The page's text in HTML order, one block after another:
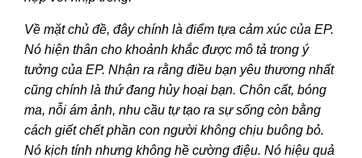
Về mặt chủ đề, đây chính là điểm tựa cảm xúc của EP.
Nó hiện thân cho khoảnh khắc được mô tả trong ý
tưởng của EP. Nhận ra rằng điều bạn yêu thương nhất
cũng chính là thứ đang hủy hoại bạn. Chôn cất, bóng
ma, nỗi ám ảnh, nhu cầu tự tạo ra sự sống còn bằng
cách giết chết phần con người không chịu buông bỏ.
Nó kịch tính nhưng không hề cường điệu. Nó hiệu quả